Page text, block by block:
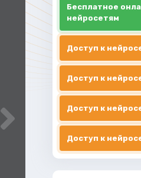
Бесплатное
нейросетям
Доступ к
Доступ к
Доступ к
Доступ к